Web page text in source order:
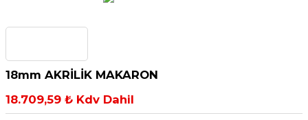
18mm AKRİLİK MAKARON
18.709,59 ₺ Kdv Dahil